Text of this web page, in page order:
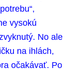
vysokú
No ale
na ihlách,
očakávať. Po